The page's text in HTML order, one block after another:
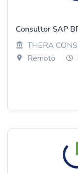
Consultor SAP
THERA
Remoto